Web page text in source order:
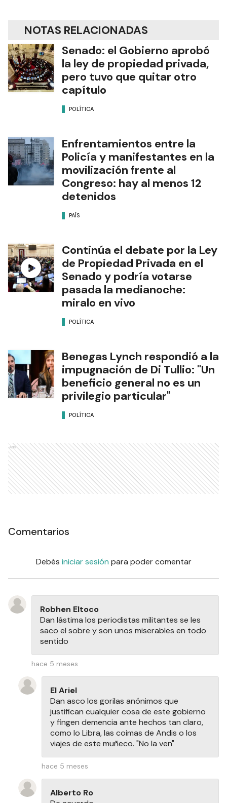
NOTAS RELACIONADAS
Senado: el Gobierno aprobó
la ley de propiedad privada,
pero tuvo que quitar otro
capítulo
POLÍTICA
Enfrentamientos entre la
Policía y manifestantes en la
movilización frente al
Congreso: hay al menos 12
detenidos
PAÍS
Continúa el debate por la Ley
de Propiedad Privada en el
Senado y podría votarse
pasada la medianoche:
miralo en vivo
POLÍTICA
Benegas Lynch respondió a la
impugnación de Di Tullio: "Un
beneficio general no es un
privilegio particular"
POLÍTICA
Ads
Comentarios
Debés iniciar sesión para poder comentar
Robhen Eltoco
Dan lástima los periodistas militantes se les
saco el sobre y son unos miserables en todo
sentido
hace 5 meses
El Ariel
Dan asco los gorilas anónimos que
justifican cualquier cosa de este gobierno
y fingen demencia ante hechos tan claro,
como lo Libra, las coimas de Andis o los
viajes de este muñeco. "No la ven"
hace 5 meses
Alberto Ro